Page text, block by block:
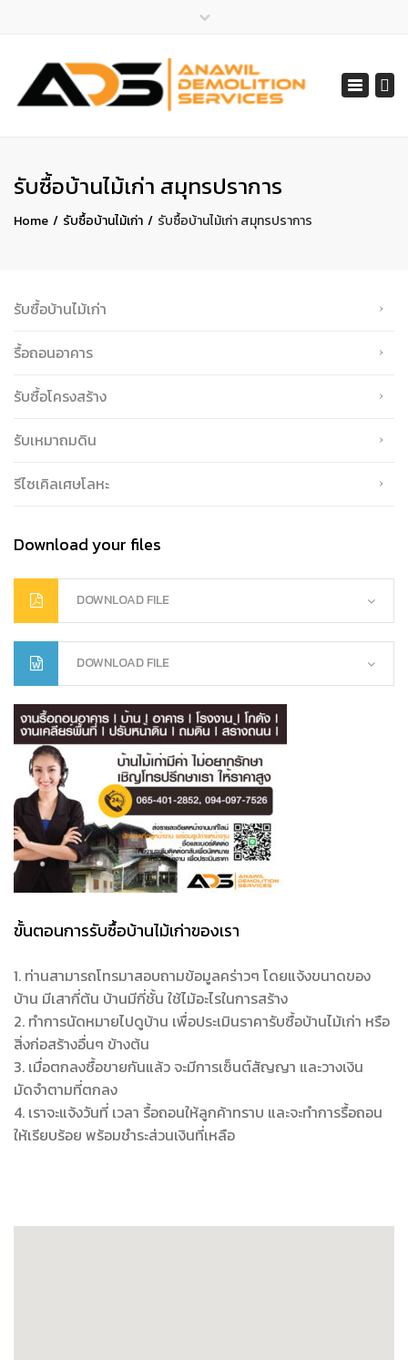
ไลน์ไอดี 065-401-2852
สายด่วน 065-401-2852, 061-548-1805 Toggle
รับซื้อบ้านไม้เก่า สมุทรปราการ
Home รับซื้อบ้านไม้เก่า รับซื้อบ้านไม้เก่า สมุทรปราการ
รับซื้อบ้านไม้เก่า
รื้อถอนอาคาร
รับซื้อโครงสร้าง
รับเหมาถมดิน
รีไซเคิลเศษโลหะ
Download your files
DOWNLOAD FILE
DOWNLOAD FILE
ขั้นตอนการรับซื้อบ้านไม้เก่าของเรา
1. ท่านสามารถโทรมาสอบถามข้อมูลคร่าวๆ โดยแจ้งขนาดของ
บ้าน มีเสากี่ต้น บ้านมีกี่ชั้น ใช้ไม้อะไรในการสร้าง
2. ทำการนัดหมายไปดูบ้าน เพื่อประเมินราคารับซื้อบ้านไม้เก่า หรือ
สิ่งก่อสร้างอื่นๆ ข้างต้น
3. เมื่อตกลงซื้อขายกันแล้ว จะมีการเซ็นต์สัญญา และวางเงิน
มัดจำตามที่ตกลง
4. เราจะแจ้งวันที่ เวลา รื้อถอนให้ลูกค้าทราบ และจะทำการรื้อถอน
ให้เรียบร้อย พร้อมชำระส่วนเงินที่เหลือ